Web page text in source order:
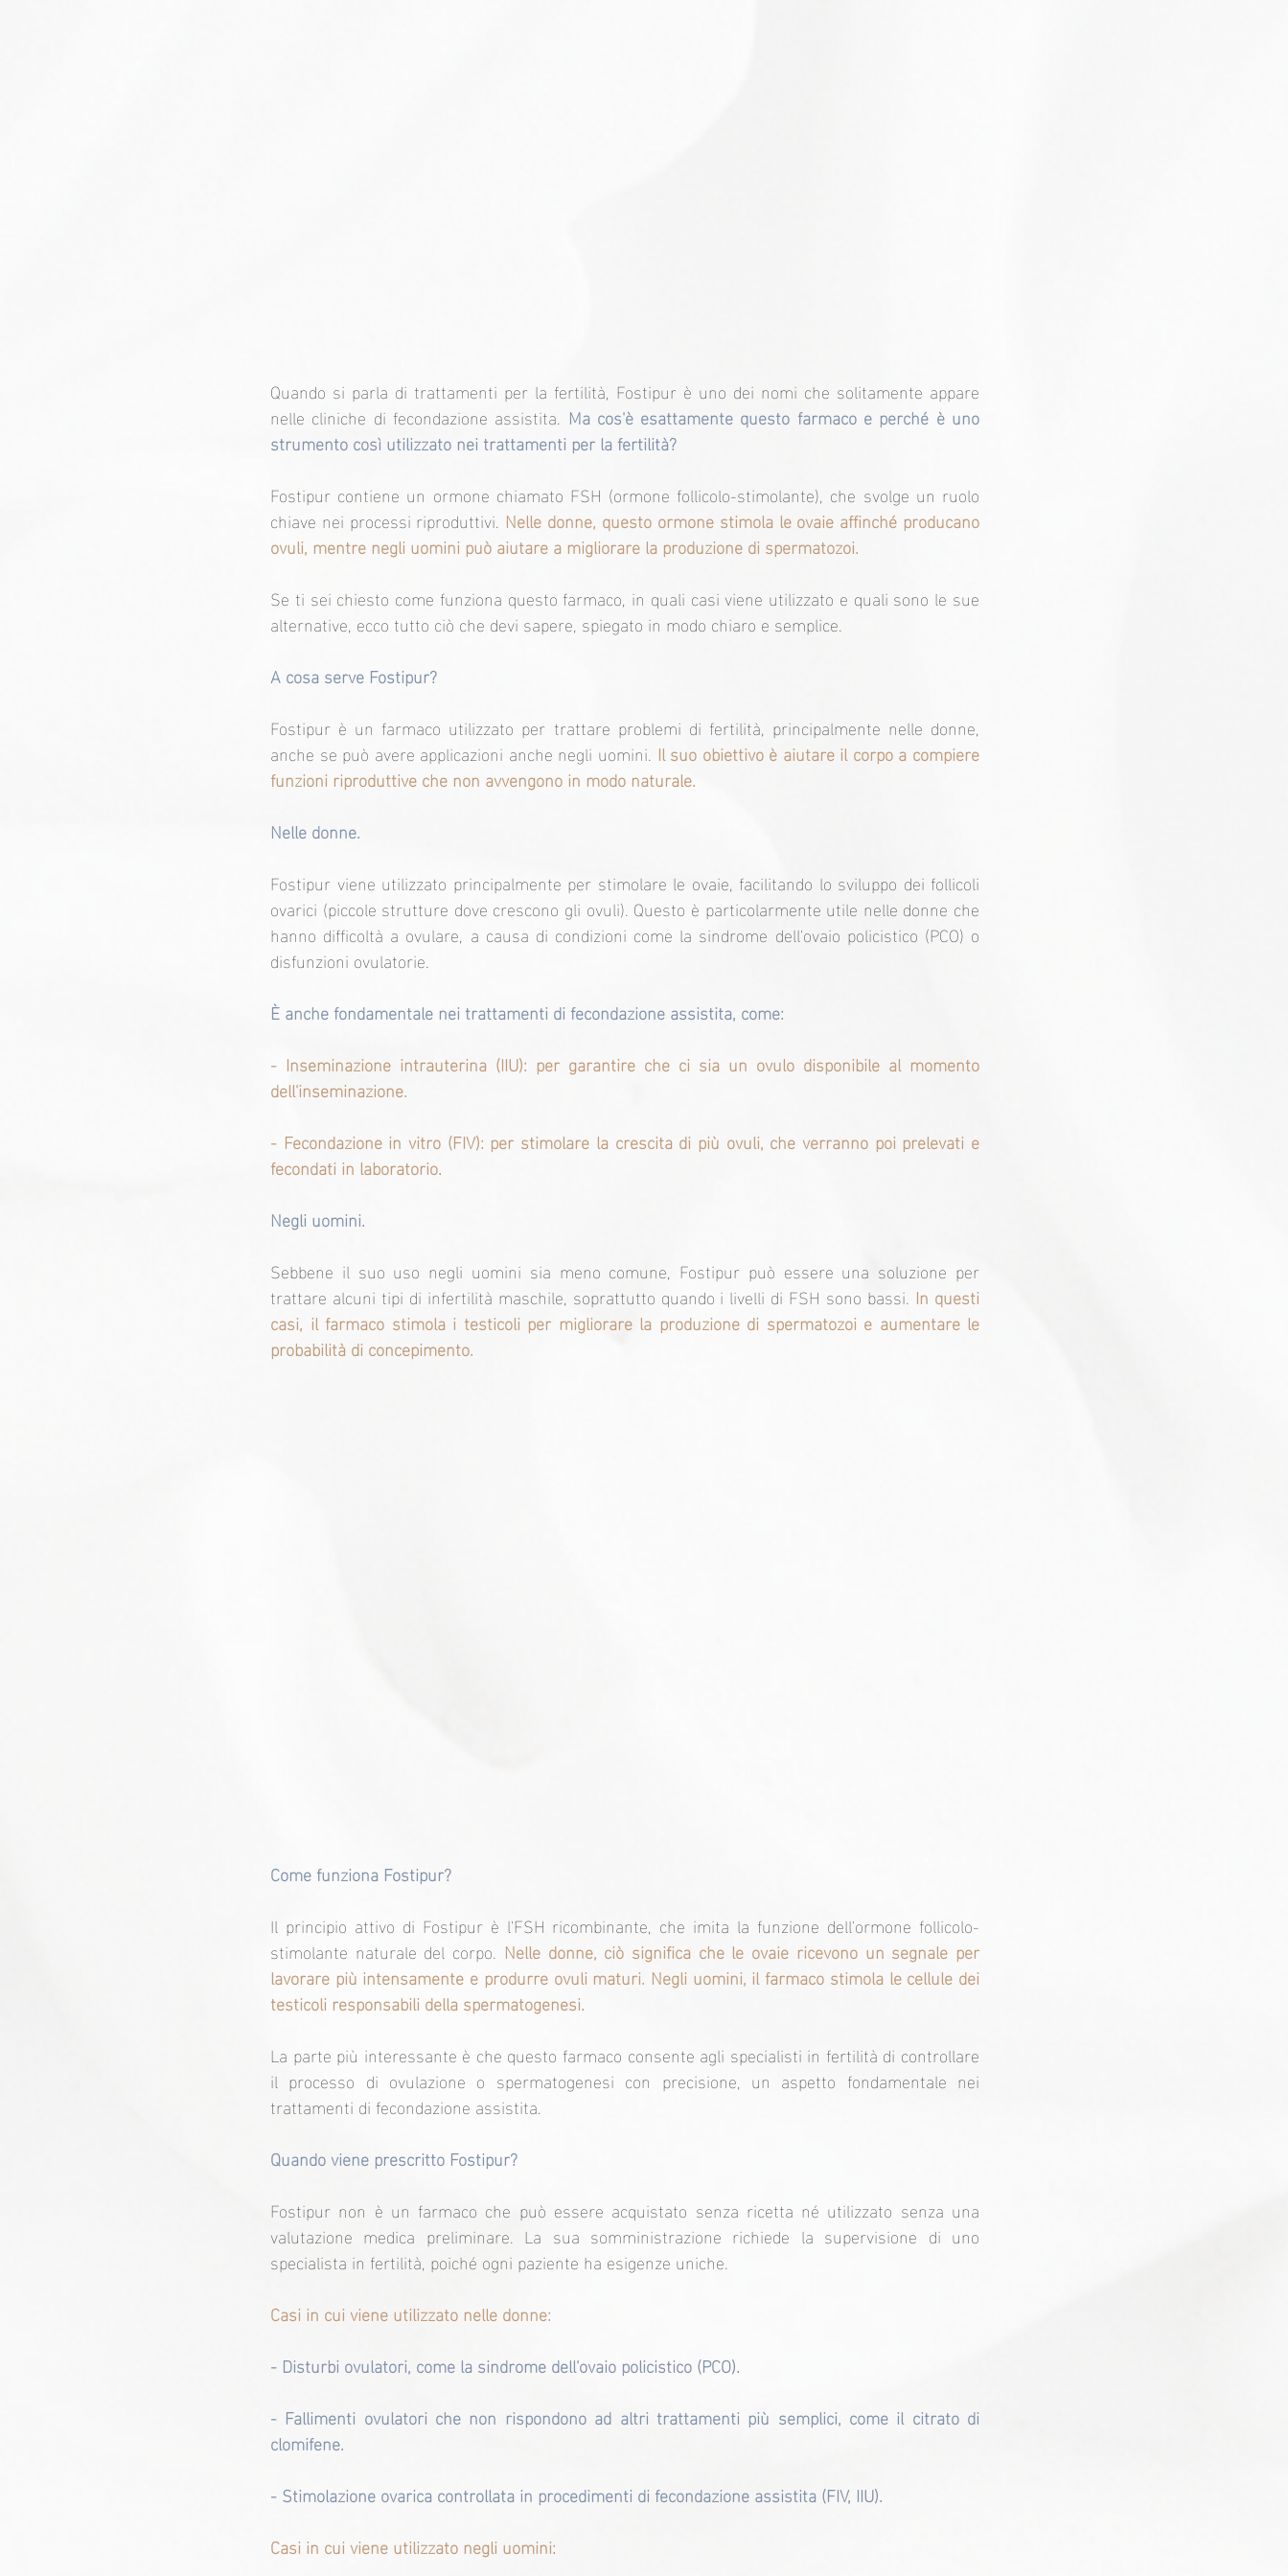
Quando si parla di trattamenti per la fertilità, Fostipur è uno dei nomi che solitamente appare
nelle cliniche di fecondazione assistita. Ma cos'è esattamente questo farmaco e perché è uno
strumento così utilizzato nei trattamenti per la fertilità?
Fostipur contiene un ormone chiamato FSH (ormone follicolo-stimolante), che svolge un ruolo
chiave nei processi riproduttivi. Nelle donne, questo ormone stimola le ovaie affinché producano
ovuli, mentre negli uomini può aiutare a migliorare la produzione di spermatozoi.
Se ti sei chiesto come funziona questo farmaco, in quali casi viene utilizzato e quali sono le sue
alternative, ecco tutto ciò che devi sapere, spiegato in modo chiaro e semplice.
A cosa serve Fostipur?
Fostipur è un farmaco utilizzato per trattare problemi di fertilità, principalmente nelle donne,
anche se può avere applicazioni anche negli uomini. Il suo obiettivo è aiutare il corpo a compiere
funzioni riproduttive che non avvengono in modo naturale.
Nelle donne.
Fostipur viene utilizzato principalmente per stimolare le ovaie, facilitando lo sviluppo dei follicoli
ovarici (piccole strutture dove crescono gli ovuli). Questo è particolarmente utile nelle donne che
hanno difficoltà a ovulare, a causa di condizioni come la sindrome dell'ovaio policistico (PCO) o
disfunzioni ovulatorie.
È anche fondamentale nei trattamenti di fecondazione assistita, come:
- Inseminazione intrauterina (IIU): per garantire che ci sia un ovulo disponibile al momento
dell'inseminazione.
- Fecondazione in vitro (FIV): per stimolare la crescita di più ovuli, che verranno poi prelevati e
fecondati in laboratorio.
Negli uomini.
Sebbene il suo uso negli uomini sia meno comune, Fostipur può essere una soluzione per
trattare alcuni tipi di infertilità maschile, soprattutto quando i livelli di FSH sono bassi. In questi
casi, il farmaco stimola i testicoli per migliorare la produzione di spermatozoi e aumentare le
probabilità di concepimento.
Come funziona Fostipur?
Il principio attivo di Fostipur è l'FSH ricombinante, che imita la funzione dell'ormone follicolo-
stimolante naturale del corpo. Nelle donne, ciò significa che le ovaie ricevono un segnale per
lavorare più intensamente e produrre ovuli maturi. Negli uomini, il farmaco stimola le cellule dei
testicoli responsabili della spermatogenesi.
La parte più interessante è che questo farmaco consente agli specialisti in fertilità di controllare
il processo di ovulazione o spermatogenesi con precisione, un aspetto fondamentale nei
trattamenti di fecondazione assistita.
Quando viene prescritto Fostipur?
Fostipur non è un farmaco che può essere acquistato senza ricetta né utilizzato senza una
valutazione medica preliminare. La sua somministrazione richiede la supervisione di uno
specialista in fertilità, poiché ogni paziente ha esigenze uniche.
Casi in cui viene utilizzato nelle donne:
- Disturbi ovulatori, come la sindrome dell'ovaio policistico (PCO).
- Fallimenti ovulatori che non rispondono ad altri trattamenti più semplici, come il citrato di
clomifene.
- Stimolazione ovarica controllata in procedimenti di fecondazione assistita (FIV, IIU).
Casi in cui viene utilizzato negli uomini: